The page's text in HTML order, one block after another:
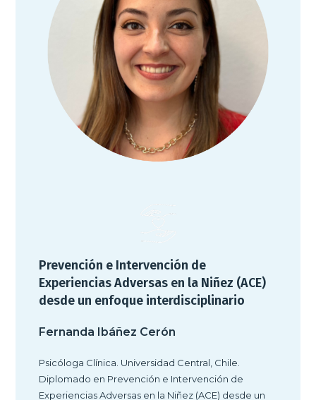
Prevención e Intervención de
Experiencias Adversas en la Niñez (ACE)
desde un enfoque interdisciplinario
Fernanda Ibáñez Cerón
Psicóloga Clínica. Universidad Central, Chile.
Diplomado en Prevención e Intervención de
Experiencias Adversas en la Niñez (ACE) desde un